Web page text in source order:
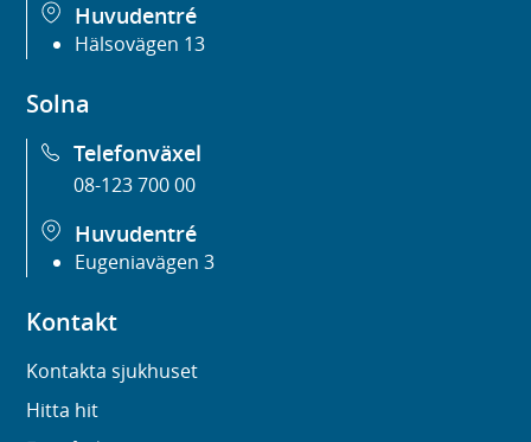
Huvudentré
Hälsovägen 13
Solna
Telefonväxel
08-123 700 00
Huvudentré
Eugeniavägen 3
Kontakt
Kontakta sjukhuset
Hitta hit